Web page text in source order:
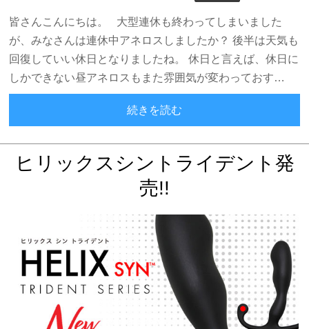
皆さんこんにちは。 大型連休も終わってしまいました
が、みなさんは連休中アネロスしましたか？ 後半は天気も
回復していい休日となりましたね。 休日と言えば、休日に
しかできない昼アネロスもまた雰囲気が変わっておす…
続きを読む
ヒリックスシントライデント発
売!!